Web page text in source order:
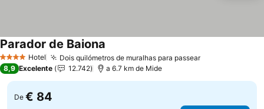
4 EstrelasHotel Dois quilómetros de muralhas para passear
Parador de Baiona
8,9 Excelente 12.742 a 6.7 km de Mide
De € 84